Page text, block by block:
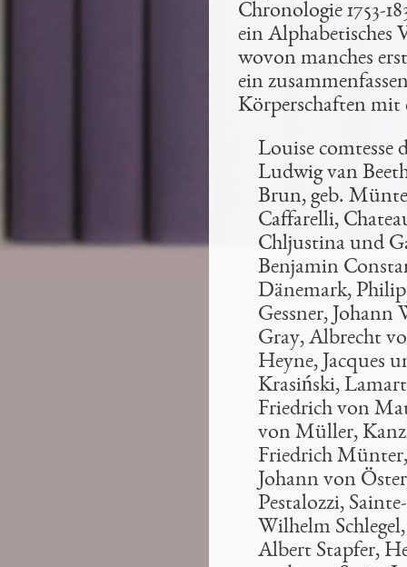
Chronologie 1753-
ein Alphabetisches
wovon manches
ein
Körperschaften mit
Louise comtesse
Ludwig van
Brun, geb.
Caffarelli,
Chljustina und
Benjamin
Dänemark,
Gessner, Johann
Gray, Albrecht
Heyne, Jacques
Krasiński,
Friedrich von
von Müller,
Friedrich
Johann von
Pestalozzi,
Wilhelm
Albert Stapfer,